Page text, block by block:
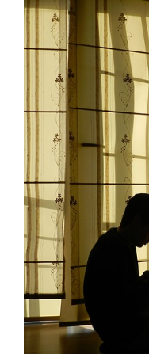
Doa sebelum
memiliki arti dan
orang yang sedang
mendatangkan
Tinggalkan